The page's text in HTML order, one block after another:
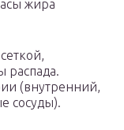
жира
распада.
(внутренний,
сосуды).